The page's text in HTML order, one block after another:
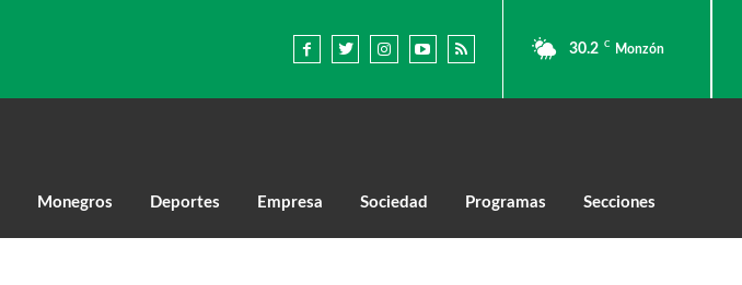
30.2 C Monzón
Monegros Deportes Empresa Sociedad Programas Secciones